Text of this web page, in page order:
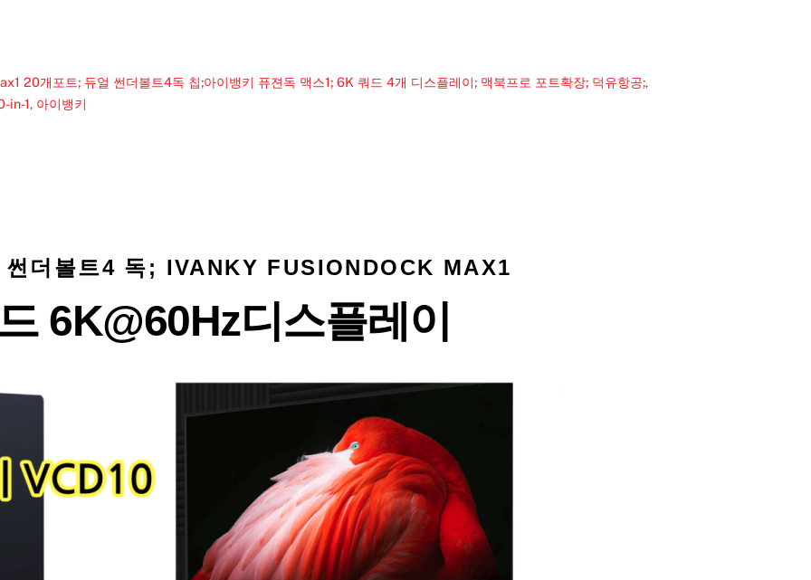
20개포트; 듀얼 썬더볼트4독 칩;아이뱅키 퓨젼독 맥스1; 6K 쿼드 4개 디스플레이; 맥북프로 포트확장; 덕유항공;,
in-1, 아이뱅키
더볼트4 독; IVANKY FUSIONDOCK MAX1
6K@60Hz디스플레이